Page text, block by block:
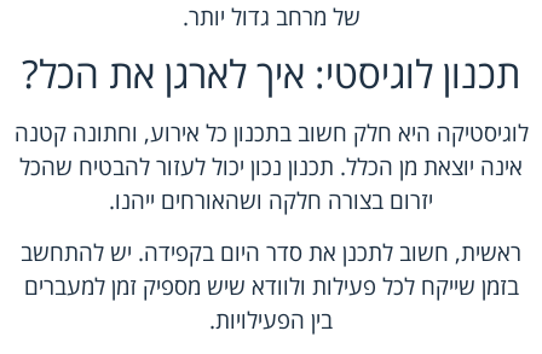
של מרחב גדול יותר.
תכנון לוגיסטי: איך לארגן את הכל?
לוגיסטיקה היא חלק חשוב בתכנון כל אירוע, וחתונה קטנה
אינה יוצאת מן הכלל. תכנון נכון יכול לעזור להבטיח שהכל
יזרום בצורה חלקה ושהאורחים ייהנו.
ראשית, חשוב לתכנן את סדר היום בקפידה. יש להתחשב
בזמן שייקח לכל פעילות ולוודא שיש מספיק זמן למעברים
בין הפעילויות.